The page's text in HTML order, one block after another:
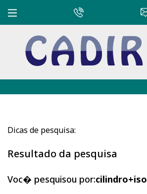
Dicas de pesquisa:
Resultado da pesquisa
Voc� pesquisou por:cilindro+iso